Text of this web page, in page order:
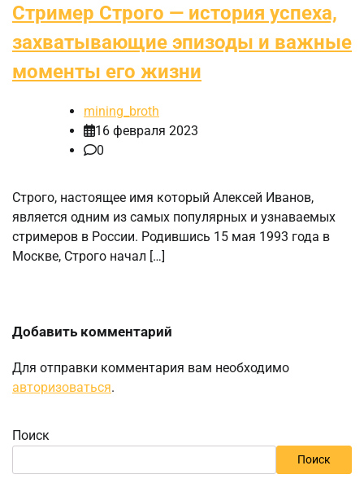
Стример Строго — история успеха,
захватывающие эпизоды и важные
моменты его жизни
mining_broth
16 февраля 2023
0
Строго, настоящее имя который Алексей Иванов,
является одним из самых популярных и узнаваемых
стримеров в России. Родившись 15 мая 1993 года в
Москве, Строго начал […]
Добавить комментарий
Для отправки комментария вам необходимо
авторизоваться.
Поиск
Поиск